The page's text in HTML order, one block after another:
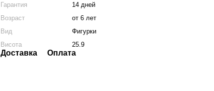
Гарантия
14 дней
Возраст
от 6 лет
Вид
Фигурки
Висота
25.9
Доставка Оплата